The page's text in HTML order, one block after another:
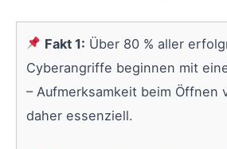
Fakt 1: Über 80 % aller
Cyberangriffe beginnen mit
– Aufmerksamkeit beim Öffnen
daher essenziell.